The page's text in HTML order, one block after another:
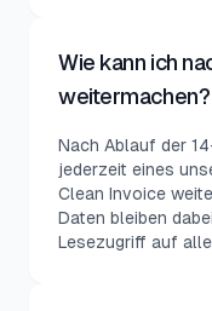
Wie kann ich
weitermachen?
Nach Ablauf der
jederzeit eines
Clean Invoice
Daten bleiben
Lesezugriff auf